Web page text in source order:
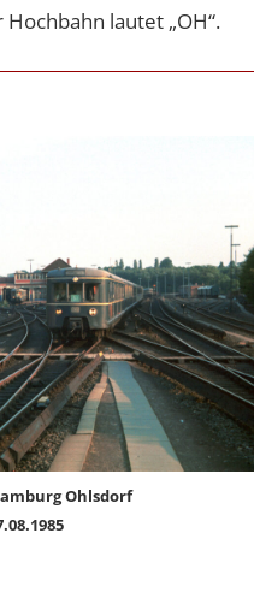
lautet „OH“.
Ohlsdorf